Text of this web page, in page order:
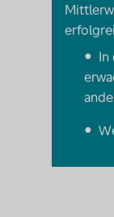
In